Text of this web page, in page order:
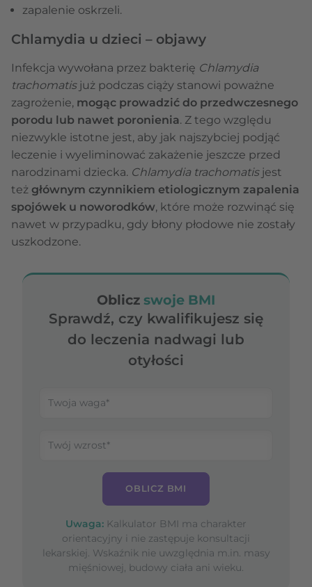
zapalenie oskrzeli.
Chlamydia u dzieci – objawy
Infekcja wywołana przez bakterię Chlamydia
trachomatisjuż podczas ciąży stanowi poważne
zagrożenie, mogąc prowadzić do przedwczesnego
porodu lub nawet poronienia. Z tego względu
niezwykle istotne jest, aby jak najszybciej podjąć
leczenie i wyeliminować zakażenie jeszcze przed
narodzinami dziecka. Chlamydia trachomatisjest
też głównym czynnikiem etiologicznym zapalenia
spojówek u noworodków, które może rozwinąć się
nawet w przypadku, gdy błony płodowe nie zostały
uszkodzone.
Oblicz swoje BMI
Sprawdź, czy kwalifikujesz się
do leczenia nadwagi lub
otyłości
OBLICZ BMI
Uwaga: Kalkulator BMI ma charakter
orientacyjny i nie zastępuje konsultacji
lekarskiej. Wskaźnik nie uwzględnia m.in. masy
mięśniowej, budowy ciała ani wieku.